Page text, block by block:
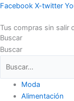
Ir
contenido
Facebook X-twitter
Tus compras sin salir
Buscar
Buscar
Moda
Alimentación